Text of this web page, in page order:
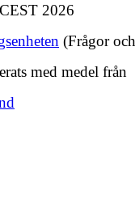
2026
(Frågor
med medel från